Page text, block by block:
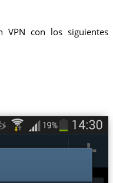
VPN con los siguientes